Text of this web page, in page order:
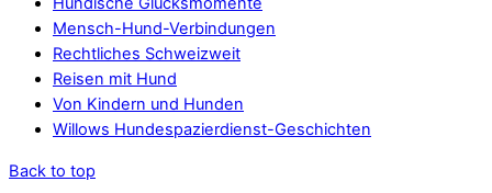
Mensch-Hund-Verbindungen
Rechtliches Schweizweit
Reisen mit Hund
Von Kindern und Hunden
Willows Hundespazierdienst-Geschichten
Back to top